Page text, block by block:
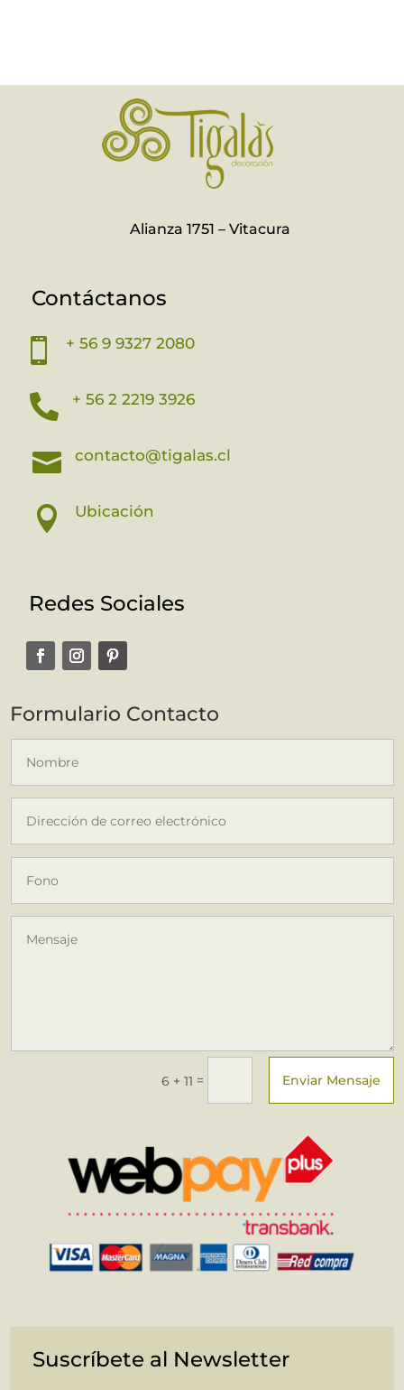
Alianza 1751 – Vitacura
Contáctanos
 + 56 9 9327 2080
 + 56 2 2219 3926
 contacto@tigalas.cl
 Ubicación
Redes Sociales
Formulario Contacto
6 + 11 = Enviar Mensaje
Suscríbete al Newsletter